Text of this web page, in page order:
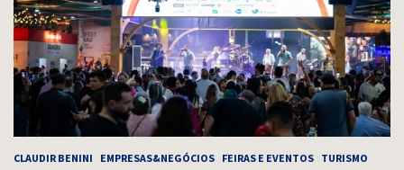
CLAUDIR BENINI EMPRESAS&NEGÓCIOS FEIRAS E EVENTOS TURISMO